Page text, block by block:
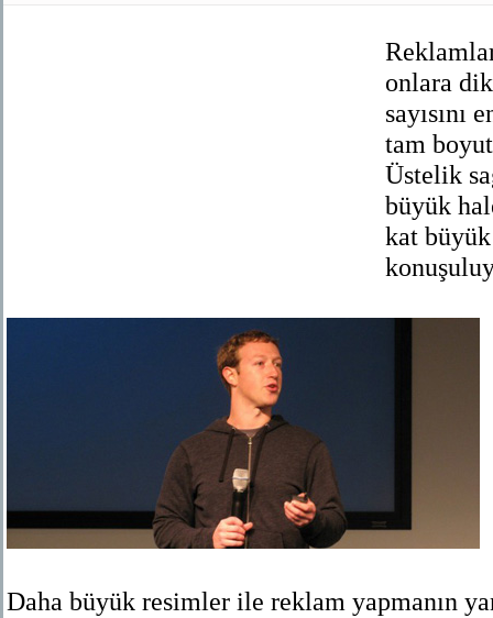
onlara
sayısını
tam
Üstelik
büyük
kat büyük
Daha büyük resimler ile reklam yapmanın